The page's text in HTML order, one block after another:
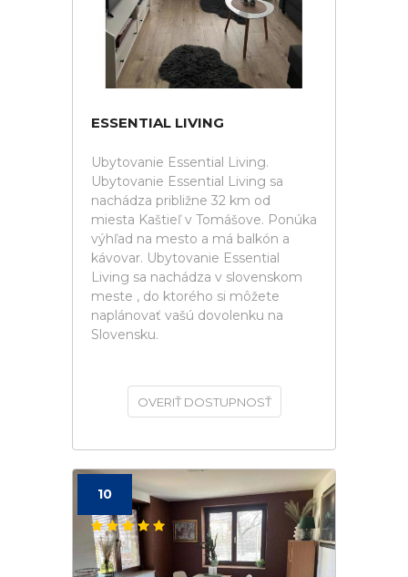
ESSENTIAL LIVING
Ubytovanie Essential Living.
Ubytovanie Essential Living sa
nachádza približne 32 km od
miesta Kaštieľ v Tomášove. Ponúka
výhľad na mesto a má balkón a
kávovar. Ubytovanie Essential
Living sa nachádza v slovenskom
meste , do ktorého si môžete
naplánovať vašú dovolenku na
Slovensku.
OVERIŤ DOSTUPNOSŤ
10